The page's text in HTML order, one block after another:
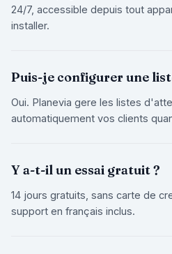
24/7, accessible depuis tout
installer.
Puis-je configurer une
Oui. Planevia gere les listes
automatiquement vos clients
Y a-t-il un essai gratuit ?
14 jours gratuits, sans carte de
support en français inclus.